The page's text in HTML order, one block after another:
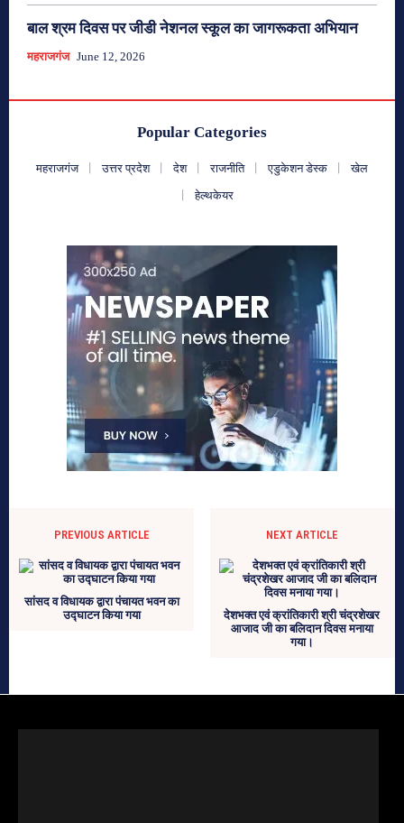
बाल श्रम दिवस पर जीडी नेशनल स्कूल का जागरूकता अभियान
महराजगंज June 12, 2026
Popular Categories
महराजगंज उत्तर प्रदेश देश राजनीति एडुकेशन डेस्क
खेल
हेल्थकेयर
PREVIOUS ARTICLE
सांसद व विधायक द्वारा पंचायत भवन का
उद्घाटन किया गया
NEXT ARTICLE
देशभक्त एवं क्रांतिकारी श्री चंद्रशेखर
आजाद जी का बलिदान दिवस मनाया
गया।